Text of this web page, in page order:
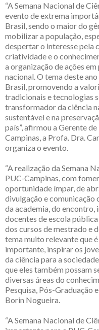
“A Semana Nacional de
evento de extrema
Brasil, sendo o maior do
mobilizar a população,
despertar o interesse pela
criatividade e o
a organização de ações
nacional. O tema deste
Brasil, promovendo a
tradicionais e tecnologias
transformador da ciência
sustentável e na
país”, afirmou a Gerente
Campinas, a Profa. Dra.
organiza o evento.
“A realização da Semana
PUC-Campinas, com
oportunidade ímpar, de
divulgação e
da academia, do encontro,
docentes de escola
dos cursos de mestrado e
tema muito relevante que
importante, inspirar os
da ciência para a
que eles também possam
diversas áreas do
Pesquisa, Pós-Graduação
Borin Nogueira.
“A Semana Nacional de